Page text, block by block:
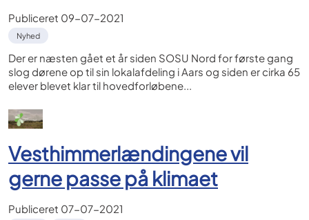
Publiceret 09-07-2021
Nyhed
Der er næsten gået et år siden SOSU Nord for første gang
slog dørene op til sin lokalafdeling i Aars og siden er cirka 65
elever blevet klar til hovedforløbene...
Vesthimmerlændingene vil
gerne passe på klimaet
Publiceret 07-07-2021